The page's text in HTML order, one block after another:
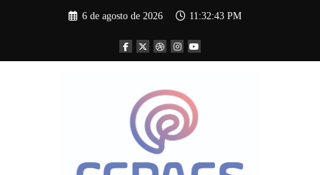
6 de agosto de 2026 11:32:45 PM